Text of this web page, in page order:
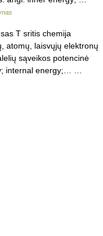
T sritis chemija
atomų, laisvųjų elektronų
sąveikos potencinė
internal energy;… …